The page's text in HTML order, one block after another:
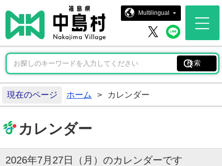
中島村ホ
Multilingual
中島村 X中島
現在のページ ホーム > カレンダー
カレンダー
2026年7月27日（月）のカレンダーです